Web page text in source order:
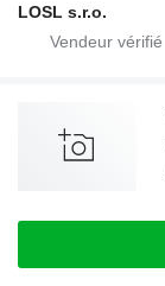
LOSL s.r.o.